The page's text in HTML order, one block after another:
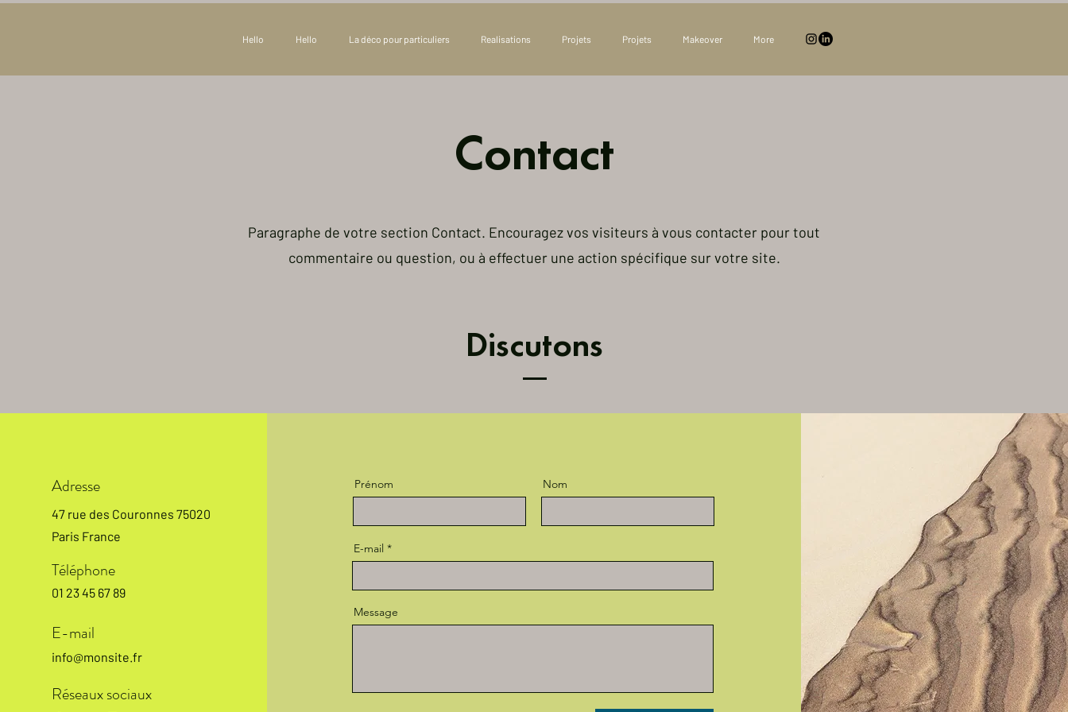
Hello Hello La déco pour particuliers Realisations Projets Projets Makeover More
Contact
Paragraphe de votre section Contact. Encouragez vos visiteurs à vous contacter pour tout
commentaire ou question, ou à effectuer une action spécifique sur votre site.
Discutons
Adresse
47 rue des Couronnes 75020
Paris France
Téléphone
01 23 45 67 89
E-mail
info@monsite.fr
Réseaux sociaux
Prénom Nom
E-mail
Message